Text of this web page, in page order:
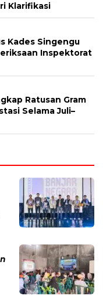
Klarifikasi
Kades Singengu
Inspektorat
Ratusan Gram
Selama Juli–